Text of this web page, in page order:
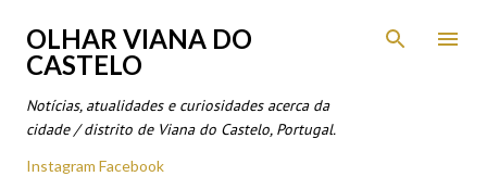
Avançar para o conteúdo principal
OLHAR VIANA DO
CASTELO
Notícias, atualidades e curiosidades acerca da
cidade / distrito de Viana do Castelo, Portugal.
Instagram Facebook